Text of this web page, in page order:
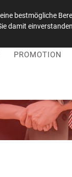
| +49 1515 /
PROMOTION
bestmögliche
damit